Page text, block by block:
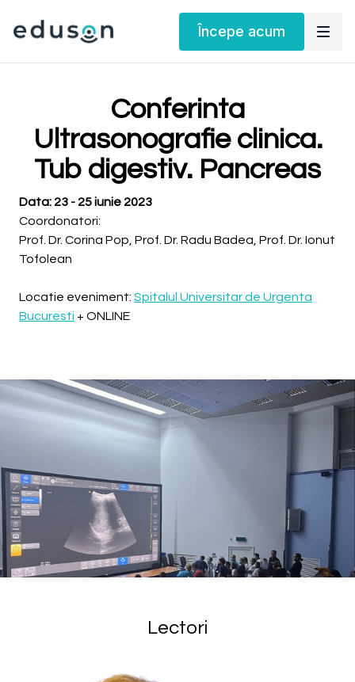
Începe acum
Conferinta
Ultrasonografie clinica.
Tub digestiv. Pancreas
Data: 23 - 25 iunie 2023
Coordonatori:
Prof. Dr. Corina Pop, Prof. Dr. Radu Badea, Prof. Dr. Ionut
Tofolean
Locatie eveniment: Spitalul Universitar de Urgenta
Bucuresti + ONLINE
Lectori